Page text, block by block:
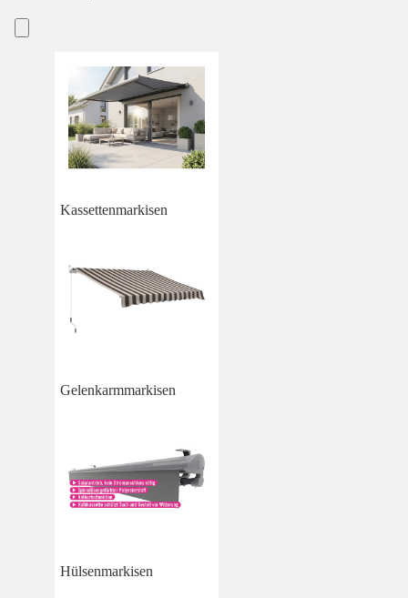
Kassettenmarkisen
Gelenkarmmarkisen
Hülsenmarkisen